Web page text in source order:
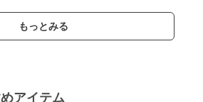
もっとみる
アイテム